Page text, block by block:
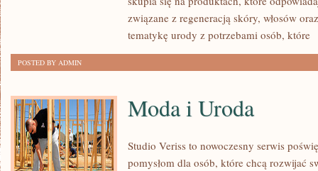
związane z regeneracją skóry, włosów
tematykę urody z potrzebami osób, które
POSTED BY ADMIN
Moda i Uroda
Studio Veriss to nowoczesny serwis
pomysłom dla osób, które chcą rozwijać